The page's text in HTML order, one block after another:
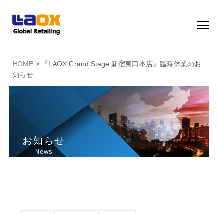
HOME > 『LAOX Grand Stage 新宿東口本店』臨時休業のお
知らせ
お知らせ
News